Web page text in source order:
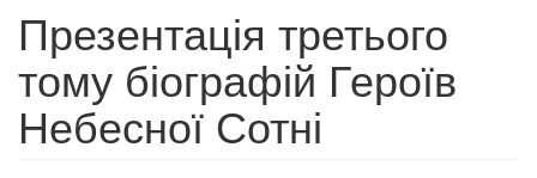
Презентація третього
тому біографій Героїв
Небесної Сотні